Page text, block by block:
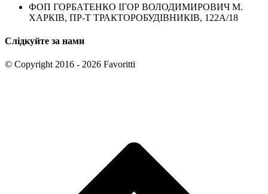
ФОП ГОРБАТЕНКО ІГОР ВОЛОДИМИРОВИЧ М.
ХАРКІВ, ПР-Т ТРАКТОРОБУДІВНИКІВ, 122А/18
Слідкуйте за нами
© Copyright 2016 - 2026 Favoritti